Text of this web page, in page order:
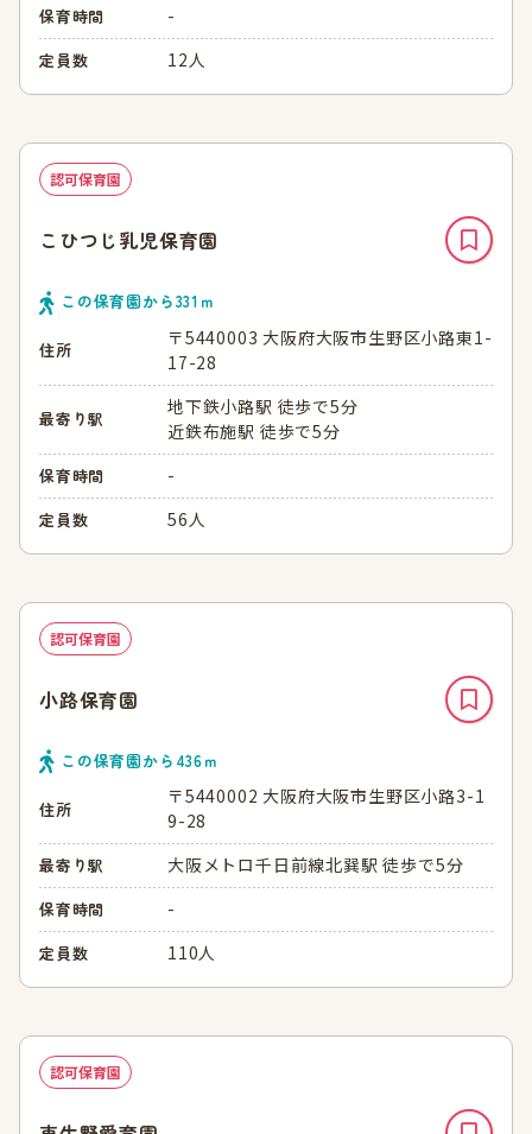
保育時間 -
定員数 12人
認可保育園
こひつじ乳児保育園
この保育園から331 ｍ
住所
〒5440003 大阪府大阪市生野区小路東1-
17-28
最寄り駅
地下鉄小路駅 徒歩で5分
近鉄布施駅 徒歩で5分
保育時間 -
定員数 56人
認可保育園
小路保育園
この保育園から 436ｍ
住所
〒5440002 大阪府大阪市生野区小路3-1
9-28
最寄り駅 大阪メトロ千日前線北巽駅 徒歩で5分
保育時間 -
定員数 110人
認可保育園